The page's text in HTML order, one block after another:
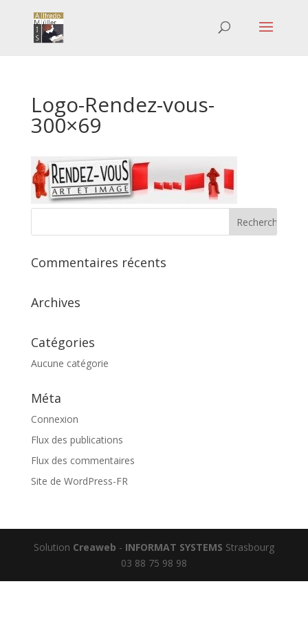
Logo-Rendez-vous-
300×69
Commentaires récents
Archives
Catégories
Aucune catégorie
Méta
Connexion
Flux des publications
Flux des commentaires
Site de WordPress-FR
Solution Creaweb - INFORMAT SYSTEMS Strasbourg
03 88 75 98 98